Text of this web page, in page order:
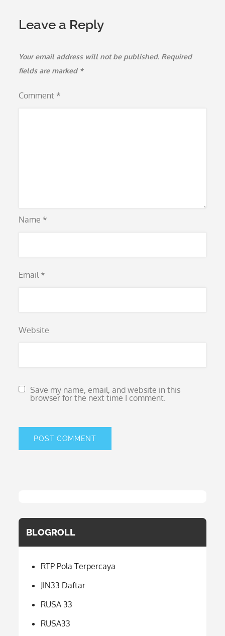
Leave a Reply
Your email address will not be published. Required
fields are marked *
Comment *
Name *
Email *
Website
Save my name, email, and website in this
browser for the next time I comment.
BLOGROLL
RTP Pola Terpercaya
JIN33 Daftar
RUSA 33
RUSA33